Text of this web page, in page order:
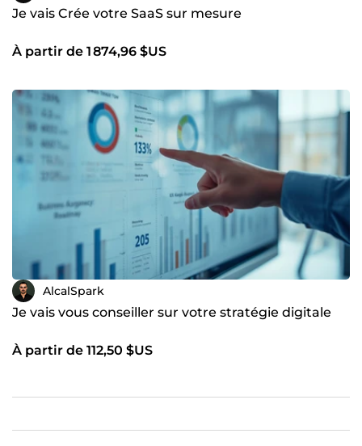
Je vais Crée votre SaaS sur mesure
À partir de 1 874,96 $US
AlcalSpark
Je vais vous conseiller sur votre stratégie digitale
À partir de 112,50 $US